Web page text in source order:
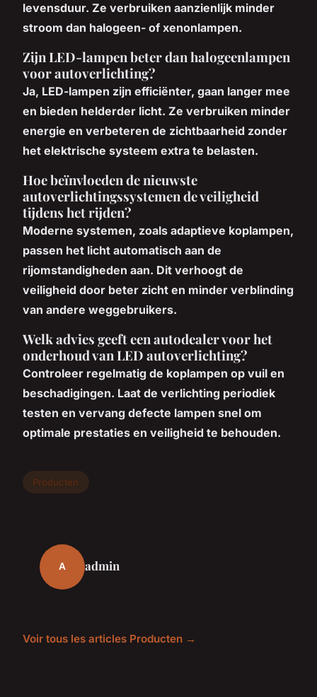
levensduur. Ze verbruiken aanzienlijk minder
stroom dan halogeen- of xenonlampen.
Zijn LED-lampen beter dan halogeenlampen
voor autoverlichting?
Ja, LED-lampen zijn efficiënter, gaan langer mee
en bieden helderder licht. Ze verbruiken minder
energie en verbeteren de zichtbaarheid zonder
het elektrische systeem extra te belasten.
Hoe beïnvloeden de nieuwste
autoverlichtingssystemen de veiligheid
tijdens het rijden?
Moderne systemen, zoals adaptieve koplampen,
passen het licht automatisch aan de
rijomstandigheden aan. Dit verhoogt de
veiligheid door beter zicht en minder verblinding
van andere weggebruikers.
Welk advies geeft een autodealer voor het
onderhoud van LED autoverlichting?
Controleer regelmatig de koplampen op vuil en
beschadigingen. Laat de verlichting periodiek
testen en vervang defecte lampen snel om
optimale prestaties en veiligheid te behouden.
Producten
A admin
Voir tous les articles Producten →